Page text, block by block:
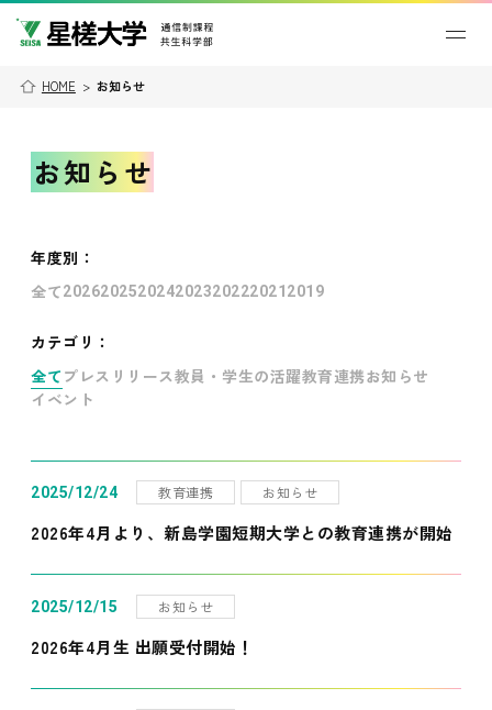
HOME > お知らせ
お知らせ
年度別 ：
全て202620252024202320222021 2019
カテゴリ：
全て プレスリリース教員・学生の活躍教育連携お知らせ
イベント
2025/12/24 教育連携 お知らせ
2026年4月より、新島学園短期大学との教育連携が開始
2025/12/15 お知らせ
2026年4月生 出願受付開始！